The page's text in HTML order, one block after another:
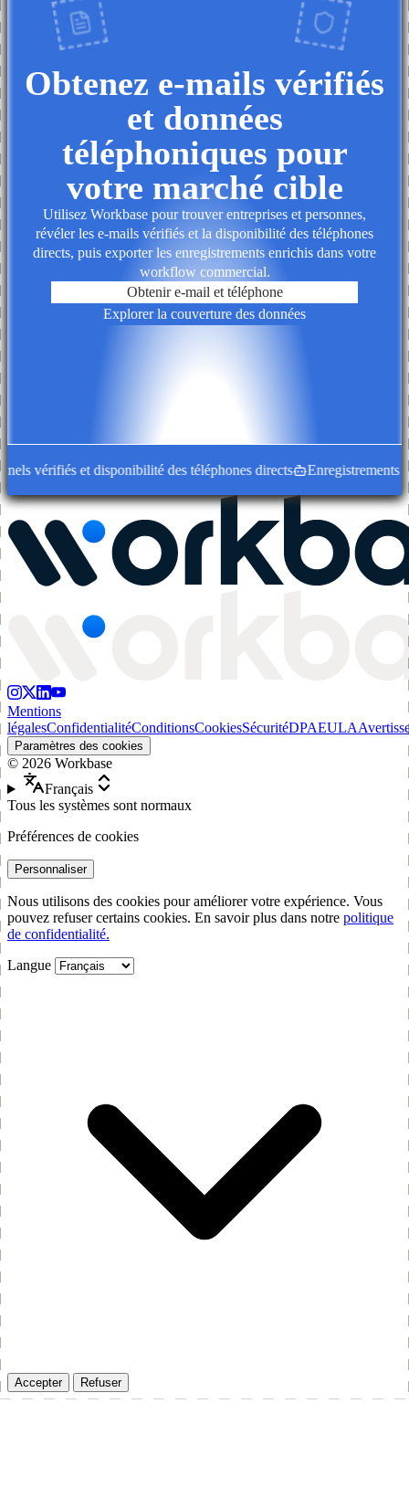
Obtenez e-mails vérifiés
et données
téléphoniques pour
votre marché cible
Utilisez Workbase pour trouver entreprises et personnes,
révéler les e-mails vérifiés et la disponibilité des téléphones
directs, puis exporter les enregistrements enrichis dans votre
workflow commercial.
Obtenir e-mail et téléphone
Explorer la couverture des données
vérifiés et disponibilité des téléphones directs Enregistrements
Mentions
légalesConfidentialitéConditionsCookiesSécuritéDPAEULA
Paramètres des cookies
© 2026 Workbase
Français
Tous les systèmes sont normaux
Préférences de cookies
Personnaliser
Nous utilisons des cookies pour améliorer votre expérience. Vous
pouvez refuser certains cookies. En savoir plus dans notre politique
de confidentialité.
Langue
Accepter Refuser